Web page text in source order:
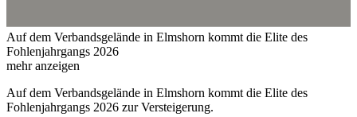
Auf dem Verbandsgelände in Elmshorn kommt die Elite des
Fohlenjahrgangs 2026
mehr anzeigen
Auf dem Verbandsgelände in Elmshorn kommt die Elite des
Fohlenjahrgangs 2026 zur Versteigerung.